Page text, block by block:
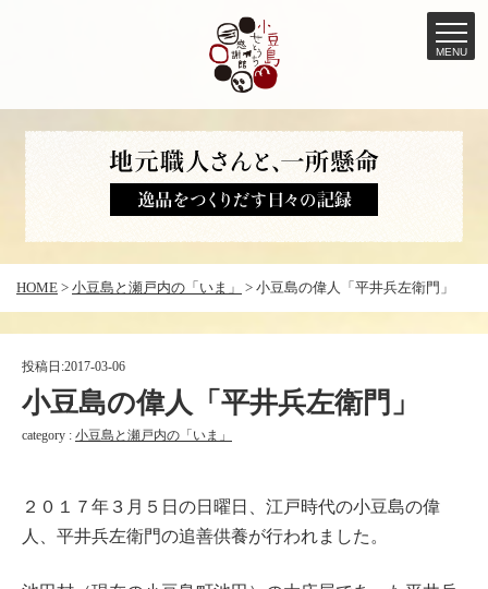
へ
MENU
HOME > 小豆島と瀬戸内の「いま」 > 小豆島の偉人「平井兵左衛門」
投稿日:2017-03-06
小豆島の偉人「平井兵左衛門」
category : 小豆島と瀬戸内の「いま」
２０１７年３月５日の日曜日、江戸時代の小豆島の偉
人、平井兵左衛門の追善供養が行われました。